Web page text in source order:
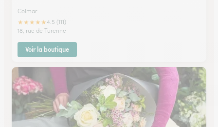
Colmar
★★★★★4.5 (111)
18, rue de Turenne
Voir la boutique